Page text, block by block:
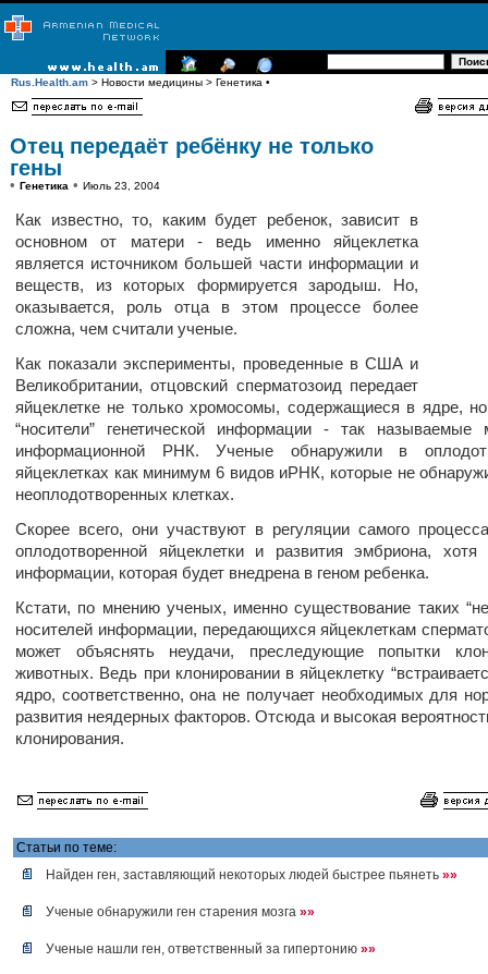
Rus.Health.am > Новости медицины > Генетика •
Отец передаёт ребёнку не только
гены
• Генетика • Июль 23, 2004
Как известно, то, каким будет ребенок, зависит в
основном от матери - ведь именно яйцеклетка
является источником большей части информации и
веществ, из которых формируется зародыш. Но,
оказывается, роль отца в этом процессе более
сложна, чем считали ученые.
Как показали эксперименты, проведенные в США и
Великобритании, отцовский сперматозоид передает
яйцеклетке не только хромосомы, содержащиеся в ядре,
“носители” генетической информации - так называемые
информационной РНК. Ученые обнаружили в
яйцеклетках как минимум 6 видов иРНК, которые не
неоплодотворенных клетках.
Скорее всего, они участвуют в регуляции самого
оплодотворенной яйцеклетки и развития эмбриона, хотя
информации, которая будет внедрена в геном ребенка.
Кстати, по мнению ученых, именно существование таких
носителей информации, передающихся яйцеклеткам
может объяснять неудачи, преследующие попытки
животных. Ведь при клонировании в яйцеклетку
ядро, соответственно, она не получает необходимых для
развития неядерных факторов. Отсюда и высокая
клонирования.
Статьи по теме:
Найден ген, заставляющий некоторых людей быстрее пьянеть »»
Ученые обнаружили ген старения мозга »»
Ученые нашли ген, ответственный за гипертонию »»